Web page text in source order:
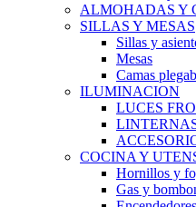
ALMOHADAS Y
SILLAS Y MESAS
Sillas y
Mesas
Camas
ILUMINACION
LUCES
COCINA Y
Hornillos y
Gas y